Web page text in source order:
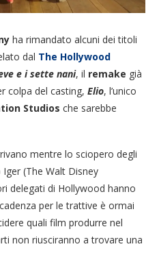
ha rimandato alcuni dei titoli
dal The Hollywood
e i sette nani, il remake già
colpa del casting, Elio, l’unico
Studios che sarebbe
mentre lo sciopero degli
(The Walt Disney
delegati di Hollywood hanno
per le trattive è ormai
quali film produrre nel
non riusciranno a trovare una